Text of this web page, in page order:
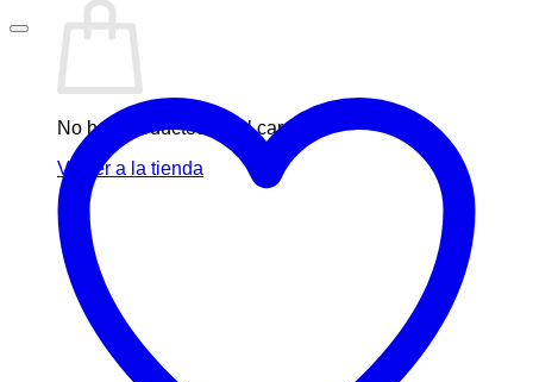
No hay productos en el carrito.
Volver a la tienda